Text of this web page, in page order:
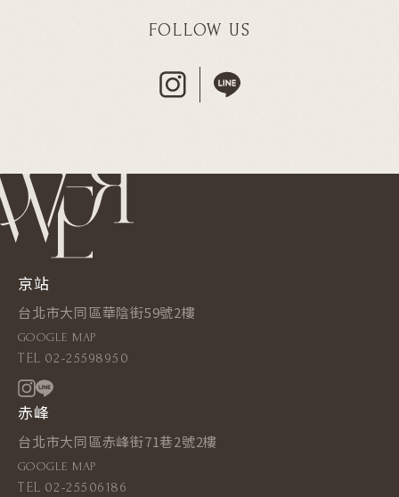
FOLLOW US
京站
台北市大同區華陰街59號2樓
GOOGLE MAP
TEL 02-25598950
赤峰
台北市大同區赤峰街71巷2號2樓
GOOGLE MAP
TEL 02-25506186